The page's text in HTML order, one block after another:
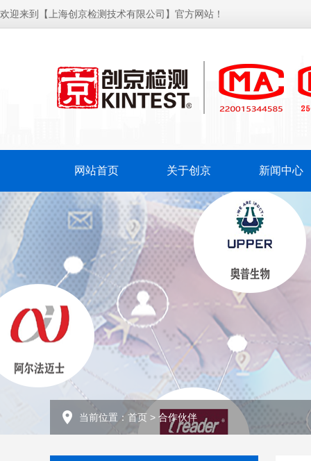
欢迎来到【上海创京检测技术有限公司】官方网站！
网站首页 关于创京 新闻中心
当前位置： 首页 > 合作伙伴